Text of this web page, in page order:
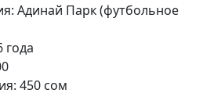
Адинай Парк (футбольное
450 сом